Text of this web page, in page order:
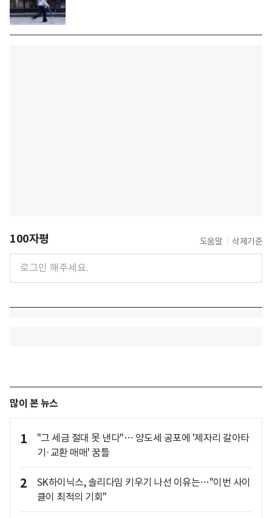
100자평 도움말 삭제기준
많이 본 뉴스
1
"그 세금 절대 못 낸다"… 양도세 공포에 '제자리 갈아타
기·교환 매매' 꿈틀
2
SK하이닉스, 솔리다임 키우기 나선 이유는…"이번 사이
클이 최적의 기회"